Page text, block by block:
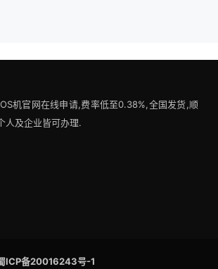
机官网在线申请,费率低至0.38%,全国发货,顺
人及企业皆可办理.
ICP备20016243号-1